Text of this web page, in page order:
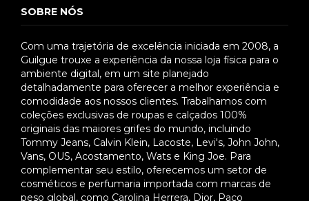
SOBRE NÓS
Com uma trajetória de excelência iniciada em 2008, a
Guilgue trouxe a experiência da nossa loja física para o
ambiente digital, em um site planejado
detalhadamente para oferecer a melhor experiência e
comodidade aos nossos clientes. Trabalhamos com
coleções exclusivas de roupas e calçados 100%
originais das maiores grifes do mundo, incluindo
Tommy Jeans, Calvin Klein, Lacoste, Levi's, John John,
Vans, OUS, Acostamento, Wats e King Joe. Para
complementar seu estilo, oferecemos um setor de
cosméticos e perfumaria importada com marcas de
peso global, como Carolina Herrera, Dior, Paco